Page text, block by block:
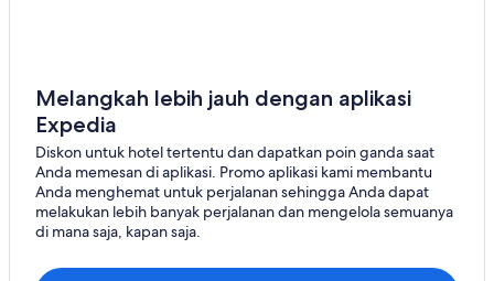
Melangkah lebih jauh dengan aplikasi
Expedia
Diskon untuk hotel tertentu dan dapatkan poin ganda saat
Anda memesan di aplikasi. Promo aplikasi kami membantu
Anda menghemat untuk perjalanan sehingga Anda dapat
melakukan lebih banyak perjalanan dan mengelola semuanya
di mana saja, kapan saja.